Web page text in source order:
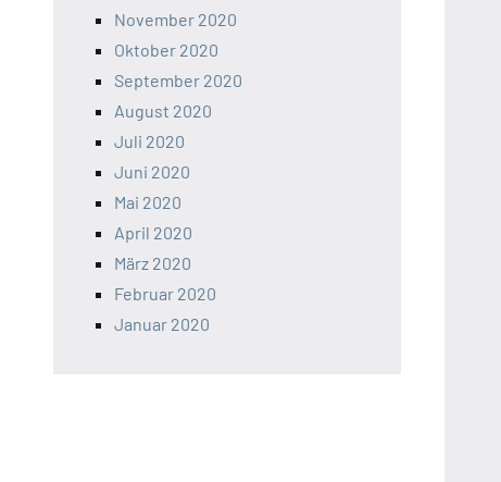
November 2020
Oktober 2020
September 2020
August 2020
Juli 2020
Juni 2020
Mai 2020
April 2020
März 2020
Februar 2020
Januar 2020